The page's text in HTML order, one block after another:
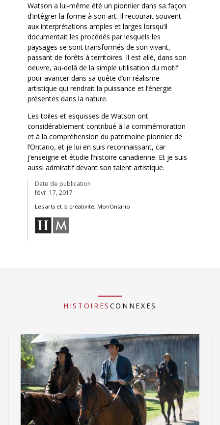
Date de publication :
févr. 17, 2017
Les arts et la créativité, MonOntario
Watson a lui-même été un pionnier dans sa façon
d’intégrer la forme à son art. Il recourait souvent
aux interprétations amples et larges lorsqu’il
documentait les procédés par lesquels les
paysages se sont transformés de son vivant,
passant de forêts à territoires. Il est allé, dans son
oeuvre, au-delà de la simple utilisation du motif
pour avancer dans sa quête d’un réalisme
artistique qui rendrait la puissance et l’énergie
présentes dans la nature.
Les toiles et esquisses de Watson ont
considérablement contribué à la commémoration
et à la compréhension du patrimoine pionnier de
l’Ontario, et je lui en suis reconnaissant, car
j’enseigne et étudie l’histoire canadienne. Et je suis
aussi admiratif devant son talent artistique.
HISTOIRES CONNEXES